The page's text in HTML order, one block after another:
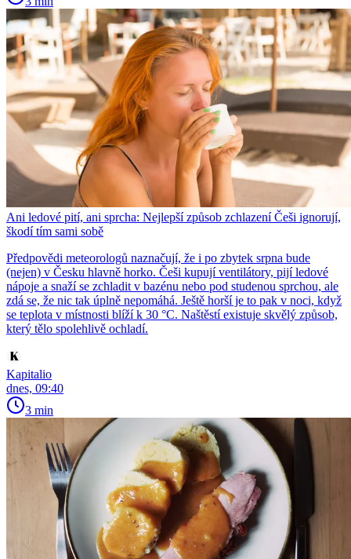
Ani ledové pití, ani sprcha: Nejlepší způsob zchlazení Češi ignorují,
škodí tím sami sobě
Předpovědi meteorologů naznačují, že i po zbytek srpna bude
(nejen) v Česku hlavně horko. Češi kupují ventilátory, pijí ledové
nápoje a snaží se zchladit v bazénu nebo pod studenou sprchou, ale
zdá se, že nic tak úplně nepomáhá. Ještě horší je to pak v noci, když
se teplota v místnosti blíží k 30 °C. Naštěstí existuje skvělý způsob,
který tělo spolehlivě ochladí.
Kapitalio
dnes, 09:40
3 min